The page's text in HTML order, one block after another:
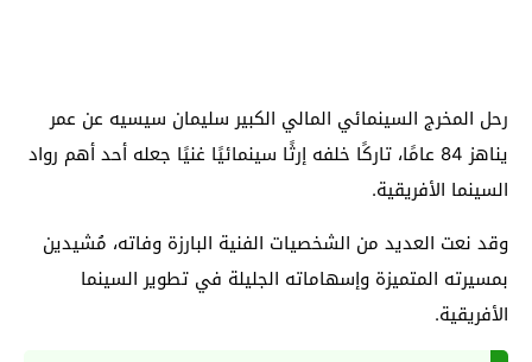
رحل المخرج السينمائي المالي الكبير سليمان سيسيه عن عمر
يناهز 84 عامًا، تاركًا خلفه إرثًا سينمائيًا غنيًا جعله أحد أهم رواد
السينما الأفريقية.
وقد نعت العديد من الشخصيات الفنية البارزة وفاته، مُشيدين
بمسيرته المتميزة وإسهاماته الجليلة في تطوير السينما
الأفريقية.